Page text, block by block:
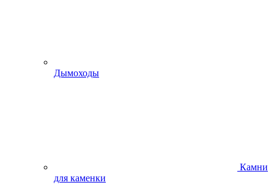
Дымоходы
Камни
для каменки